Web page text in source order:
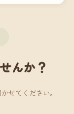
んか？
せてください。